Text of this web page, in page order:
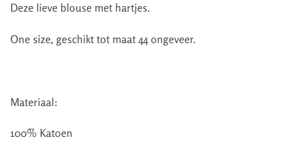
Deze lieve blouse met hartjes.
One size, geschikt tot maat 44 ongeveer.
Materiaal:
100% Katoen